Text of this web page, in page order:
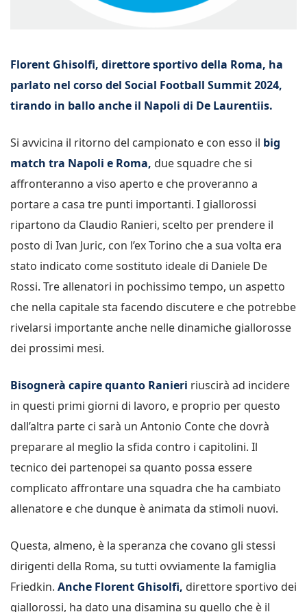
Florent Ghisolfi, direttore sportivo della Roma, ha
parlato nel corso del Social Football Summit 2024,
tirando in ballo anche il Napoli di De Laurentiis.
Si avvicina il ritorno del campionato e con esso il big
match tra Napoli e Roma, due squadre che si
affronteranno a viso aperto e che proveranno a
portare a casa tre punti importanti. I giallorossi
ripartono da Claudio Ranieri, scelto per prendere il
posto di Ivan Juric, con l’ex Torino che a sua volta era
stato indicato come sostituto ideale di Daniele De
Rossi. Tre allenatori in pochissimo tempo, un aspetto
che nella capitale sta facendo discutere e che potrebbe
rivelarsi importante anche nelle dinamiche giallorosse
dei prossimi mesi.
Bisognerà capire quanto Ranieri riuscirà ad incidere
in questi primi giorni di lavoro, e proprio per questo
dall’altra parte ci sarà un Antonio Conte che dovrà
preparare al meglio la sfida contro i capitolini. Il
tecnico dei partenopei sa quanto possa essere
complicato affrontare una squadra che ha cambiato
allenatore e che dunque è animata da stimoli nuovi.
Questa, almeno, è la speranza che covano gli stessi
dirigenti della Roma, su tutti ovviamente la famiglia
Friedkin. Anche Florent Ghisolfi, direttore sportivo dei
giallorossi, ha dato una disamina su quello che è il